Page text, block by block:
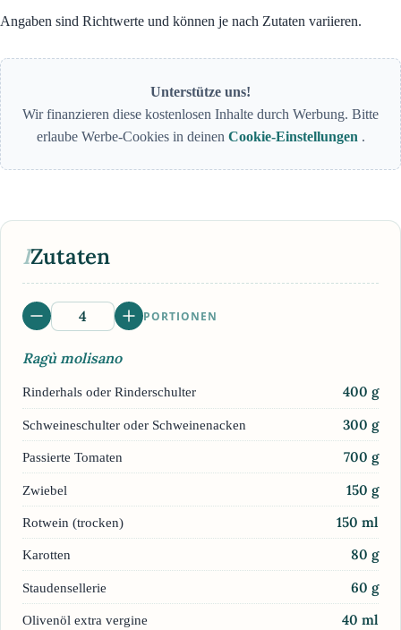
Angaben sind Richtwerte und können je nach Zutaten variieren.
Unterstütze uns!
Wir finanzieren diese kostenlosen Inhalte durch Werbung. Bitte
erlaube Werbe-Cookies in deinen Cookie-Einstellungen .
IZutaten
PORTIONEN
Ragù molisano
Rinderhals oder Rinderschulter 400 g
Schweineschulter oder Schweinenacken 300 g
Passierte Tomaten 700 g
Zwiebel 150 g
Rotwein (trocken) 150 ml
Karotten 80 g
Staudensellerie 60 g
Olivenöl extra vergine 40 ml